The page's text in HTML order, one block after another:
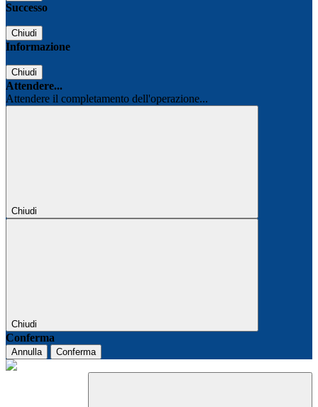
Successo
Chiudi
Informazione
Chiudi
Attendere...
Attendere il completamento dell'operazione...
Chiudi
Chiudi
Conferma
Annulla Conferma